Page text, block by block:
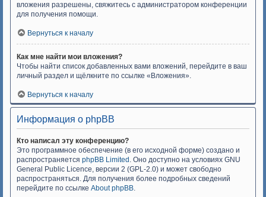
вложения разрешены, свяжитесь с администратором конференции
для получения помощи.
Вернуться к началу
Как мне найти мои вложения?
Чтобы найти список добавленных вами вложений, перейдите в ваш
личный раздел и щёлкните по ссылке «Вложения».
Вернуться к началу
Информация о phpBB
Кто написал эту конференцию?
Это программное обеспечение (в его исходной форме) создано и
распространяется phpBB Limited . Оно доступно на условиях GNU
General Public Licence, версии 2 (GPL-2.0) и может свободно
распространяться. Для получения более подробных сведений
перейдите по ссылке About phpBB.